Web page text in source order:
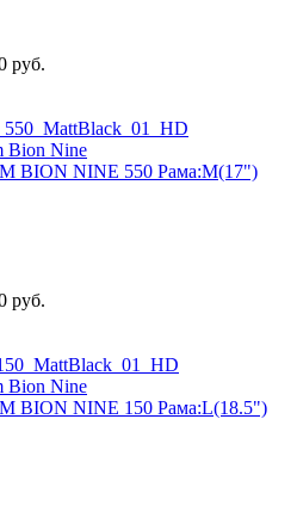
руб.
BION NINE 550 Рама:M(17")
руб.
BION NINE 150 Рама:L(18.5")